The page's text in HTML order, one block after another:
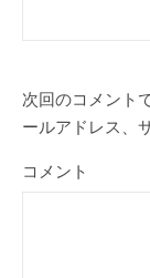
次回のコメント
ールアドレス、
コメント